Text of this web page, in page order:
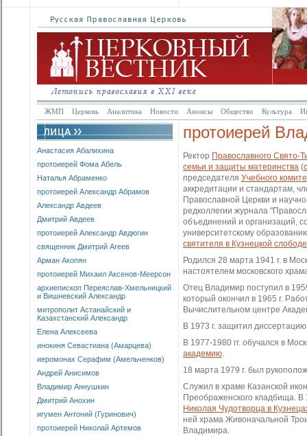
ЖМП Церковь Аналитика Новости Анонсы Общество Культура
Анастасия Абалихина
протоиерей Фома Абель
Наталья Абраменко
протоиерей Александр Абрамов
Александр Авдеев
Дмитрий Авдеев
протоиерей Александр Авдюгин
священник Дмитрий Агеев
Арман Акопян
протоиерей Михаил Аксенов-Меерсон
архиепископ Переяслав-Хмельницкий
и Вишневский Александр
митрополит Астанайский и
Казахстанский Александр
Елена Алексеева
инокиня Севастиана (Амарцева)
иеромонах Серафим (Амельченков)
Андрей Анисимов
Владимир Аннушкин
Дмитрий Анохин
игумен Антоний (Гуринович)
протоиерей Николай Артемов
протоиерей
Ректор Православного Свято-
семьи и защиты материнства (
председателя Учебного
аккредитации и стандартам,
Православной Церкви и
редколлегии журнала
объединений и организаций,
университетскому
святителя в Кузнецкой
Родился 28 марта 1941 г. в
настоятелем московского
Отец Владимир поступил в
который окончил в 1965 г.
Вычислительном центре
В 1973 г. защитил
В 1977-1980 гг. обучался в
академию.
18 марта 1979 г. был
Служил в храме Казанской
Преображенского кладбища. В
Николая Чудотворца в
ней храма Живоначальной
Владимира.